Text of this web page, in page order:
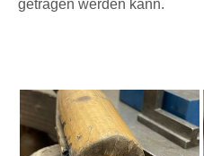
getragen werden kann.